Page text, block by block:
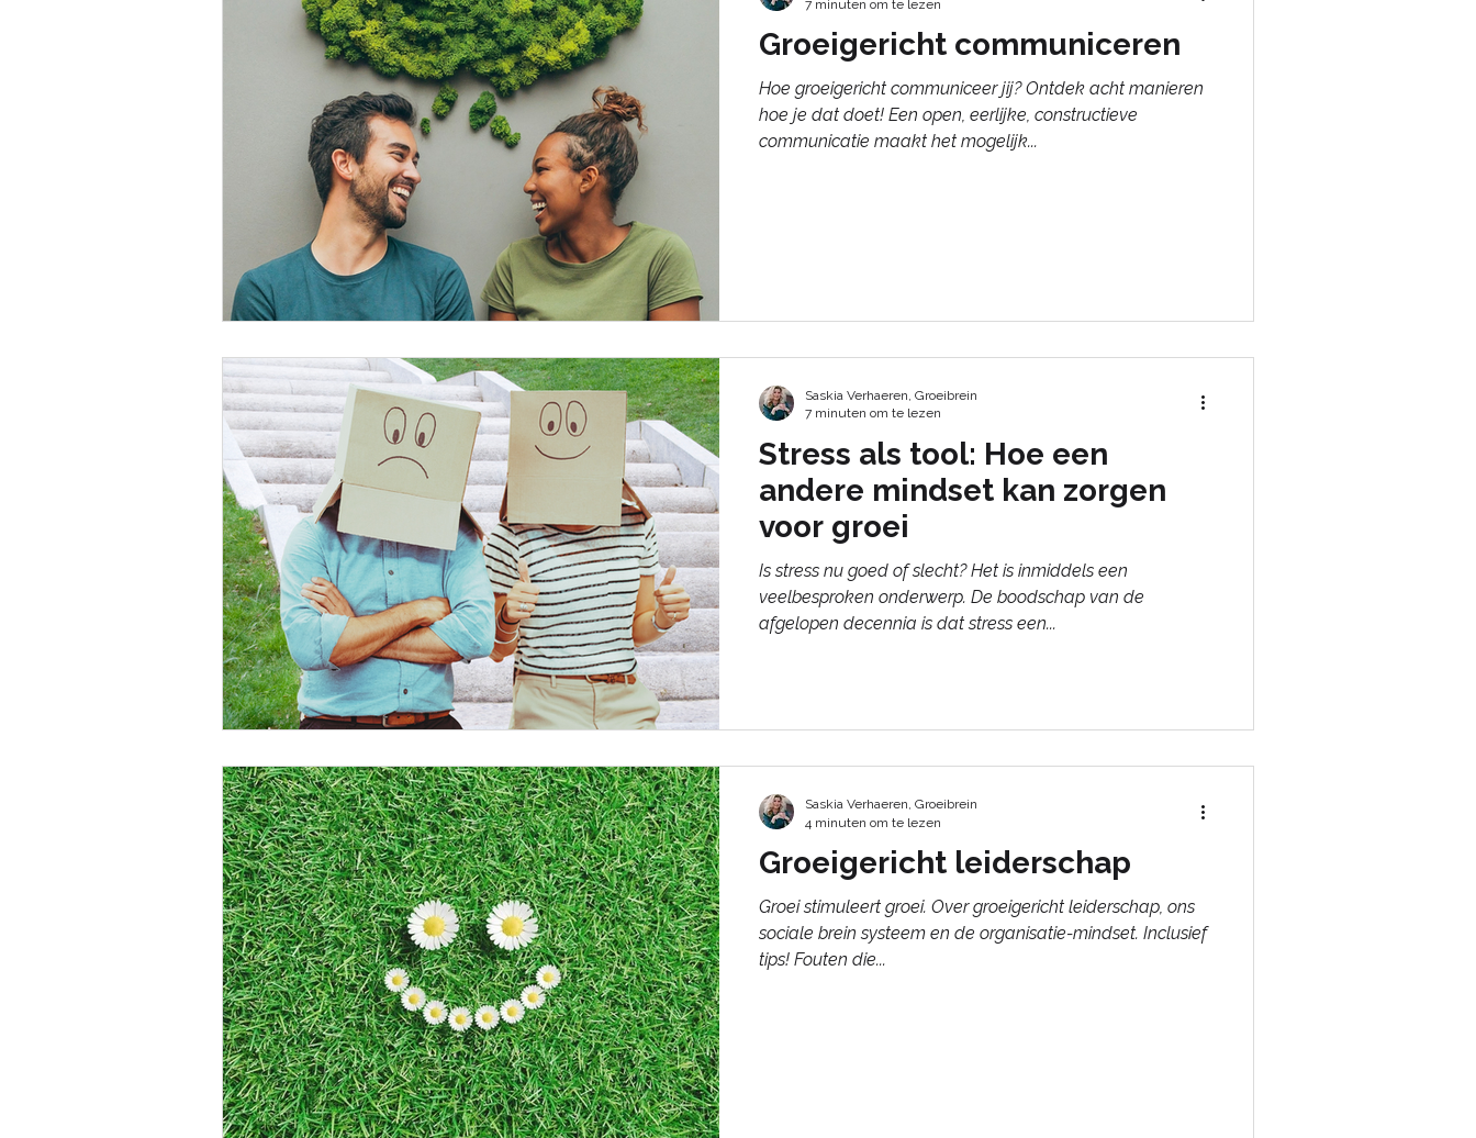
Groeigericht communiceren
Hoe groeigericht communiceer jij? Ontdek acht manieren
hoe je dat doet! Een open, eerlijke, constructieve
communicatie maakt het mogelijk...
7 minuten om te lezen
Stress als tool: Hoe een
andere mindset kan zorgen
voor groei
Is stress nu goed of slecht? Het is inmiddels een
veelbesproken onderwerp. De boodschap van de
afgelopen decennia is dat stress een...
Saskia Verhaeren, Groeibrein
7 minuten om te lezen
Groeigericht leiderschap
Groei stimuleert groei. Over groeigericht leiderschap, ons
sociale brein systeem en de organisatie-mindset. Inclusief
tips! Fouten die...
Saskia Verhaeren, Groeibrein
4 minuten om te lezen